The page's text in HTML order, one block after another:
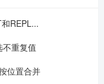
REPL...
不重复值
位置合并